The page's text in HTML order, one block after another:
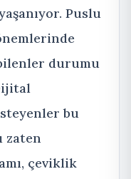
Puslu
durumu
bu
zaten
çeviklik